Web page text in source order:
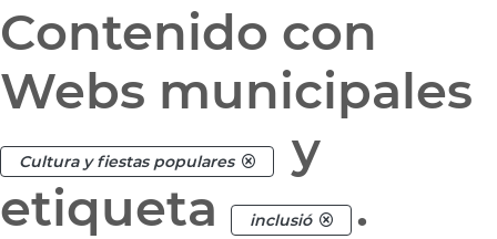
Contenido con
Webs municipales
Cultura y fiestas populares
y
etiqueta
inclusió .